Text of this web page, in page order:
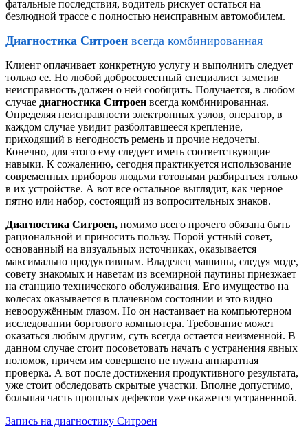
фатальные последствия, водитель рискует остаться на
безлюдной трассе с полностью неисправным автомобилем.
Диагностика Ситроен всегда комбинированная
Клиент оплачивает конкретную услугу и выполнить следует
только ее. Но любой добросовестный специалист заметив
неисправность должен о ней сообщить. Получается, в любом
случае диагностика Ситроен всегда комбинированная.
Определяя неисправности электронных узлов, оператор, в
каждом случае увидит разболтавшееся крепление,
приходящий в негодность ремень и прочие недочеты.
Конечно, для этого ему следует иметь соответствующие
навыки. К сожалению, сегодня практикуется использование
современных приборов людьми готовыми разбираться только
в их устройстве. А вот все остальное выглядит, как черное
пятно или набор, состоящий из вопросительных знаков.
Диагностика Ситроен, помимо всего прочего обязана быть
рациональной и приносить пользу. Порой устный совет,
основанный на визуальных источниках, оказывается
максимально продуктивным. Владелец машины, следуя моде,
совету знакомых и наветам из всемирной паутины приезжает
на станцию технического обслуживания. Его имущество на
колесах оказывается в плачевном состоянии и это видно
невооружённым глазом. Но он настаивает на компьютерном
исследовании бортового компьютера. Требование может
оказаться любым другим, суть всегда остается неизменной. В
данном случае стоит посоветовать начать с устранения явных
поломок, причем им совершено не нужна аппаратная
проверка. А вот после достижения продуктивного результата,
уже стоит обследовать скрытые участки. Вполне допустимо,
большая часть прошлых дефектов уже окажется устраненной.
Запись на диагностику Ситроен